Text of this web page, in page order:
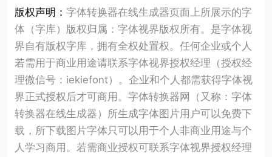
版权声明： 字体转换器在线生成器页面上所展示的字
体（字库）版权归属：字体视界版权所有。是字体视
界自有版权字库，拥有全权处置权。任何企业或个人
若需用于商业用途请联系字体视界授权经理（授权经
理微信号：iekiefont）。企业和个人都需获得字体视
界正式授权后才可商用。字体转换器网（又称：字体
转换器在线生成器）所生成字体图片用户可以免费下
载，所下载图片字体只可以用于个人非商业用途与个
人学习商用。若需商业授权可联系字体视界授权经理